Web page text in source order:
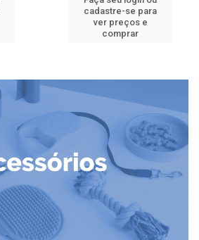
cadastre-se para
ver preços e
comprar